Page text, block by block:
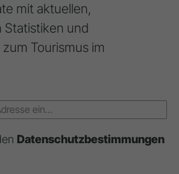
mit aktuellen,
Statistiken und
Tourismus im
Datenschutzbestimmungen